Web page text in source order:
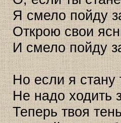
Я смело пойду
Открою свои
И смело пойду
Но если я стану
Не надо ходить
Теперь твоя